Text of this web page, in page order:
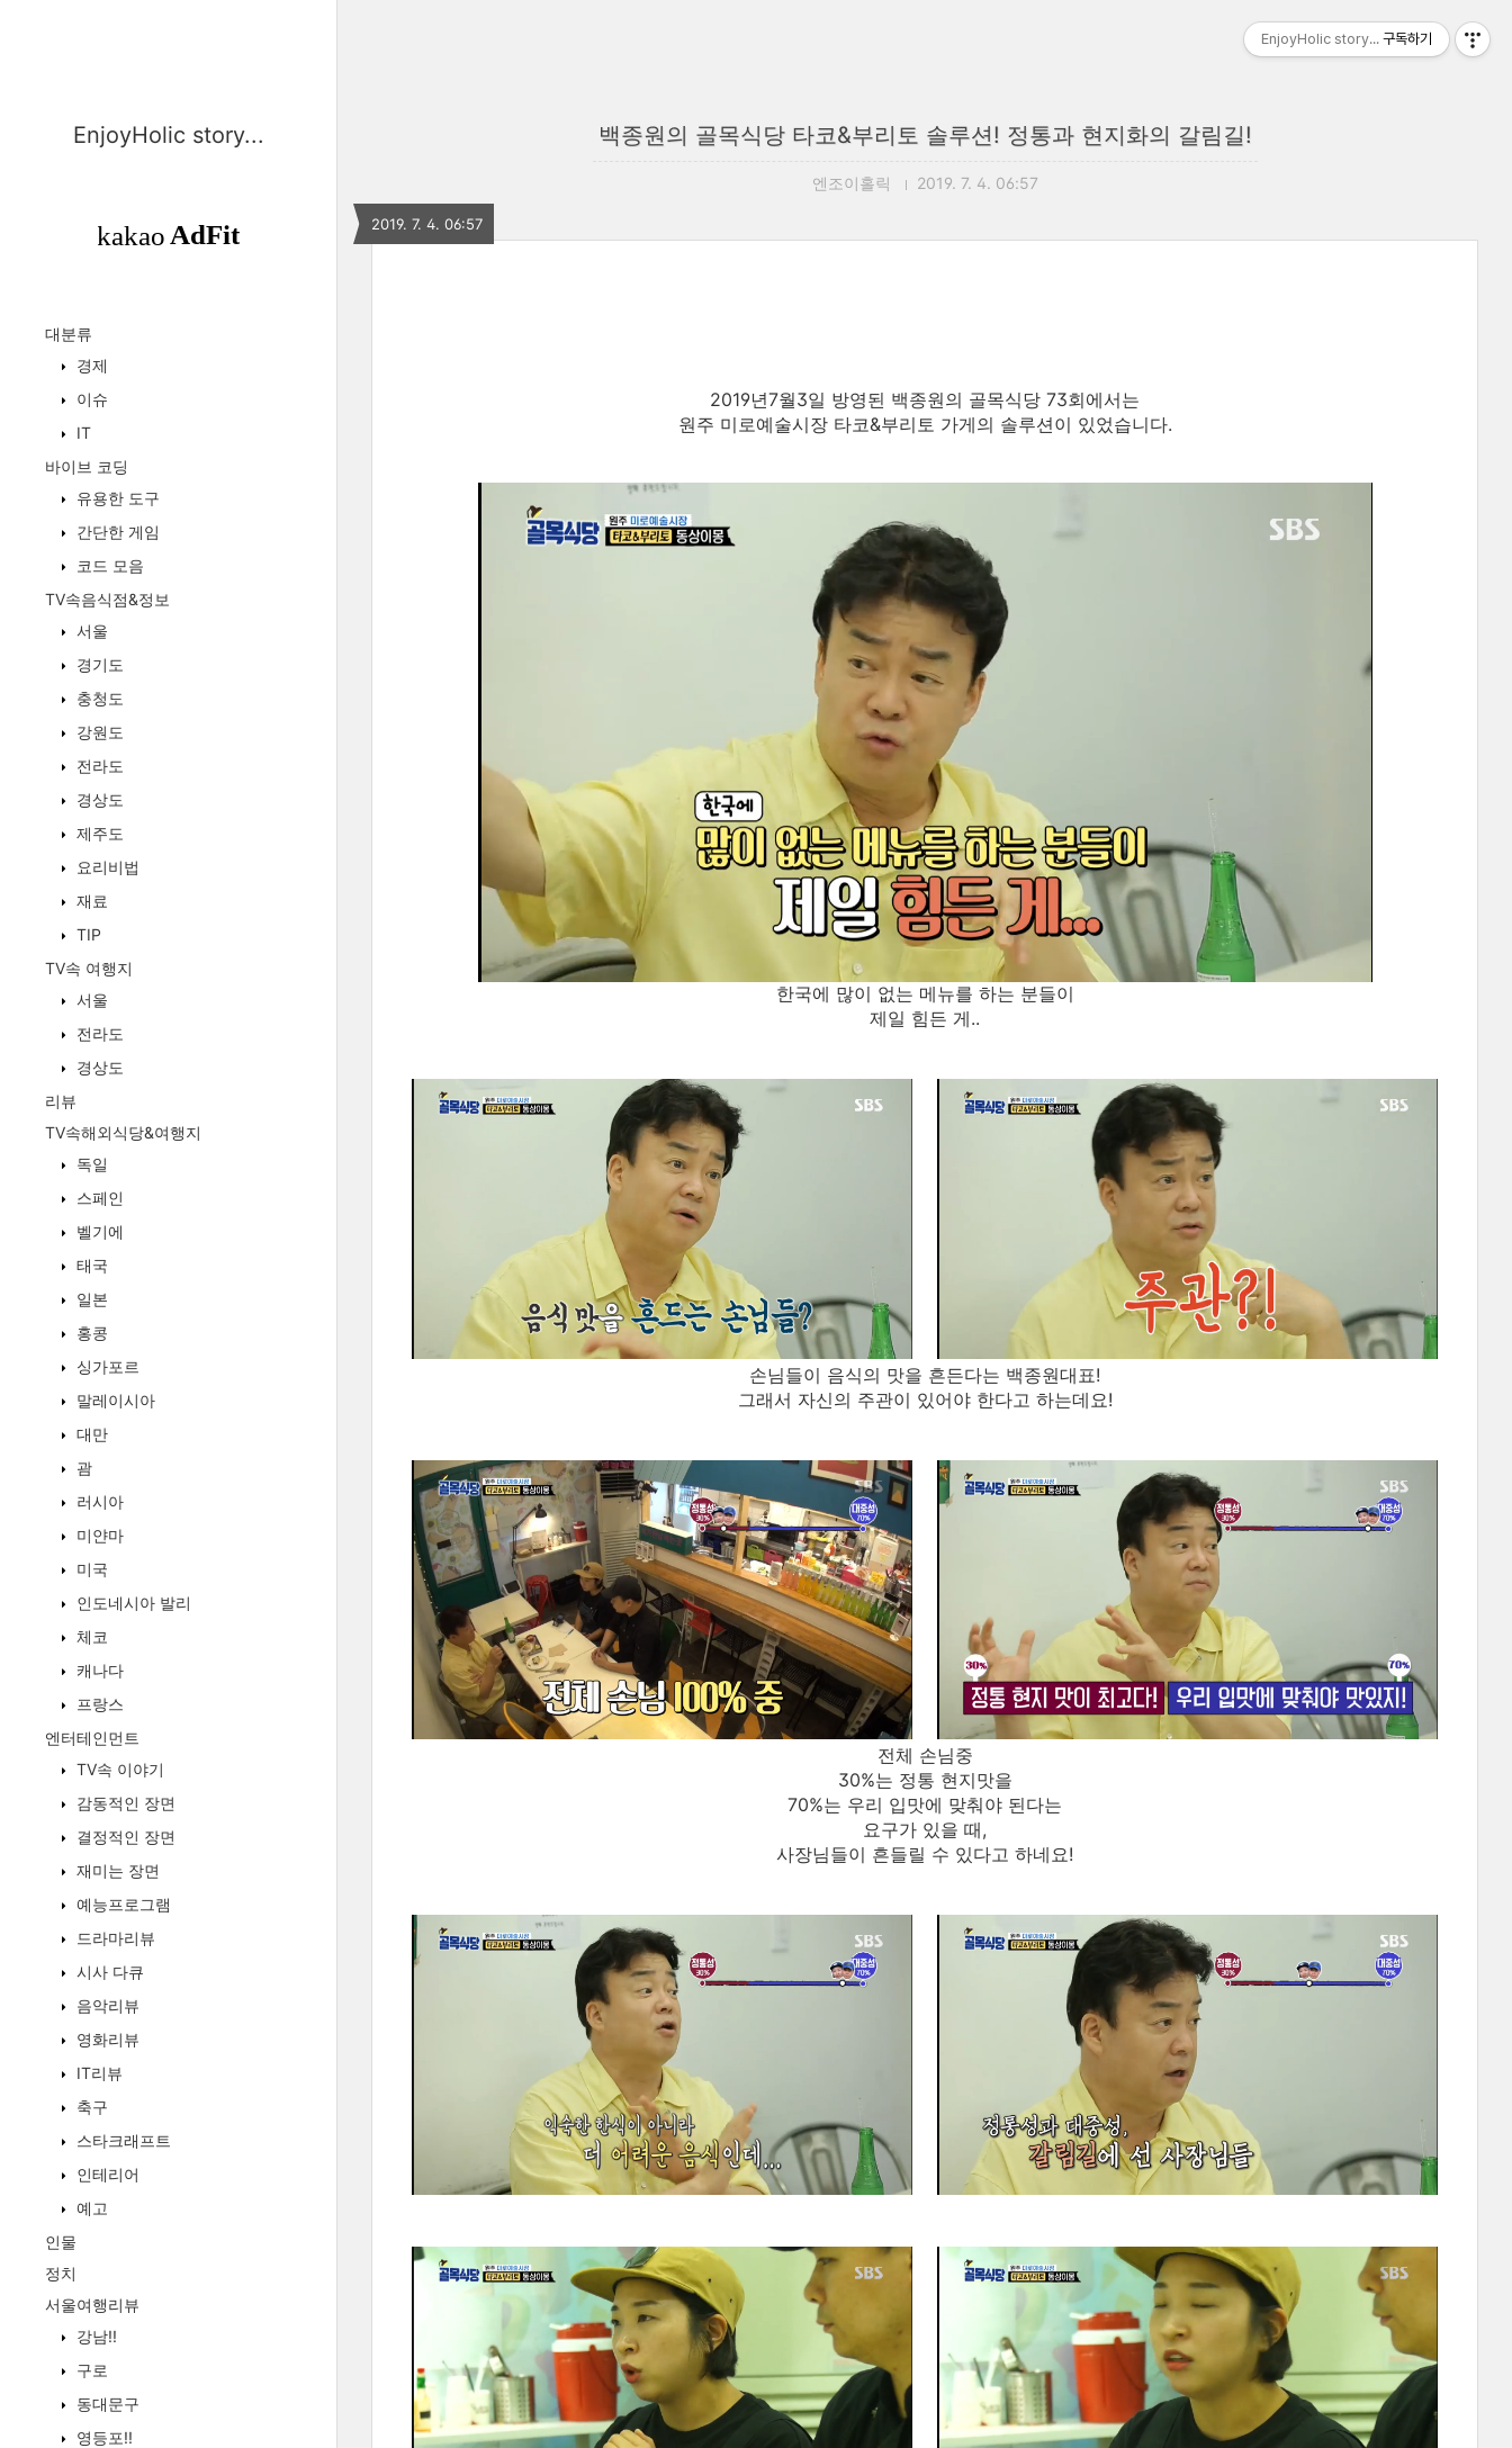
EnjoyHolic story...
대분류
경제
이슈
IT
바이브 코딩
유용한 도구
간단한 게임
코드 모음
TV속음식점&정보
서울
경기도
충청도
강원도
전라도
경상도
제주도
요리비법
재료
TIP
TV속 여행지
서울
전라도
경상도
리뷰
TV속해외식당&여행지
독일
스페인
벨기에
태국
일본
홍콩
싱가포르
말레이시아
대만
괌
러시아
미얀마
미국
인도네시아 발리
체코
캐나다
프랑스
엔터테인먼트
TV속 이야기
감동적인 장면
결정적인 장면
재미는 장면
예능프로그램
드라마리뷰
시사 다큐
음악리뷰
영화리뷰
IT리뷰
축구
스타크래프트
인테리어
예고
인물
정치
서울여행리뷰
강남!!
구로
동대문구
영등포!!
백종원의 골목식당 타코&부리토 솔루션! 정통과 현지화의 갈림길!
엔조이홀릭 2019. 7. 4. 06:57
2019. 7. 4. 06:57
2019년7월3일 방영된 백종원의 골목식당 73회에서는
원주 미로예술시장 타코&부리토 가게의 솔루션이 있었습니다.
한국에 많이 없는 메뉴를 하는 분들이
제일 힘든 게..
손님들이 음식의 맛을 흔든다는 백종원대표!
그래서 자신의 주관이 있어야 한다고 하는데요!
전체 손님중
30%는 정통 현지맛을
70%는 우리 입맛에 맞춰야 된다는
요구가 있을 때,
사장님들이 흔들릴 수 있다고 하네요!
EnjoyHolic story... 구독하기